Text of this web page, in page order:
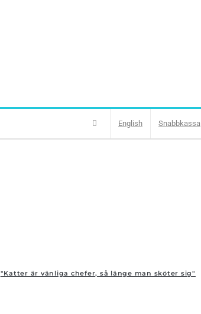
English Snabbkassa
"Katter är vänliga chefer, så länge man sköter sig"